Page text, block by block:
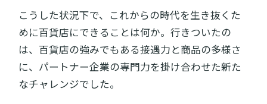
こうした状況下で、これからの時代を生き抜くた
めに百貨店にできることは何か。行きついたの
は、百貨店の強みでもある接遇力と商品の多様さ
に、パートナー企業の専門力を掛け合わせた新た
なチャレンジでした。